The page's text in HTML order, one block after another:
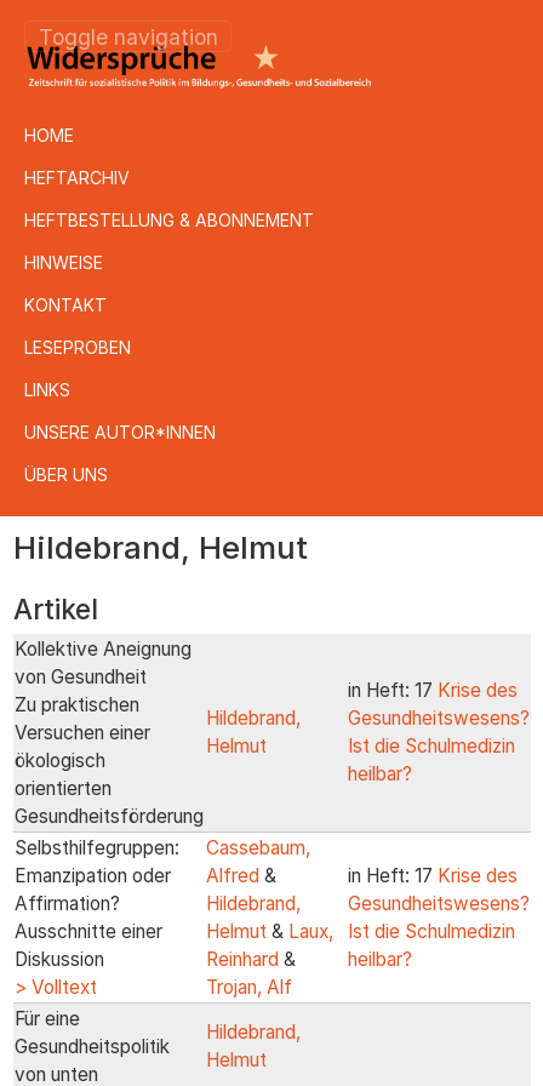
Toggle navigation
HOME
HEFTARCHIV
HEFTBESTELLUNG & ABONNEMENT
HINWEISE
KONTAKT
LESEPROBEN
LINKS
UNSERE AUTOR*INNEN
ÜBER UNS
zum
Hildebrand, Helmut
Artikel
Kollektive Aneignung
von Gesundheit
Zu praktischen
Versuchen einer
ökologisch
orientierten
Gesundheitsförderung
Hildebrand,
Helmut
in Heft: 17 Krise des
Gesundheitswesens?
Ist die Schulmedizin
heilbar?
Selbsthilfegruppen:
Emanzipation oder
Affirmation?
Ausschnitte einer
Diskussion
> Volltext
Cassebaum,
Alfred &
Hildebrand,
Helmut & Laux,
Reinhard &
Trojan, Alf
in Heft: 17 Krise des
Gesundheitswesens?
Ist die Schulmedizin
heilbar?
Für eine
Gesundheitspolitik
von unten
Hildebrand,
Helmut